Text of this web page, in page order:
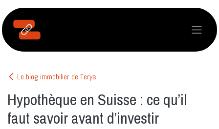
Se rendre au contenu
Le blog immobilier de Terys
Hypothèque en Suisse : ce qu’il
faut savoir avant d’investir